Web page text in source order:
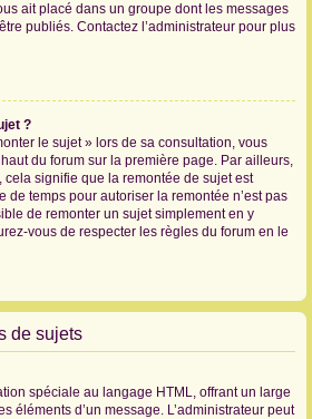
ait placé dans un groupe dont les messages
publiés. Contactez l’administrateur pour plus
?
le sujet » lors de sa consultation, vous
du forum sur la première page. Par ailleurs,
cela signifie que la remontée de sujet est
de temps pour autoriser la remontée n’est pas
de remonter un sujet simplement en y
vous de respecter les règles du forum en le
de sujets
spéciale au langage HTML, offrant un large
éléments d’un message. L’administrateur peut